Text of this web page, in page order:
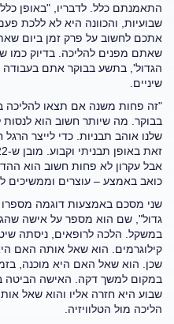
שבועיות, והכוונה היא לא ללכת
אתכם לחשוב על פרק זמן ביום
שאתם מפנים להליכה. בדיוק כמו
הגדול', בתשע בבוקר אתם
שיניים.
"זה פחות משנה אם תצאו להליכה
בבוקר. מה שיותר חשוב הוא
שלנו אוהב תבניות. כדי לייצר
אבל עקרון לא פחות חשוב הוא
כואב באמצע – עוצרים וממשיכים
שני מסכם באמצעות דוגמה מספרו
גדול", שם הוא מספר על אישה
במשקל. הלכה לרופאים, ניסתה
קילוגרמים. הוא שאל אותה האם
שכן. הוא שאל האם היא מוכנה,
במקום למשך דקה. האישה הביטה
שבוע היא חזרה אליו והוא שאל
הליכה מול הטלוויזיה.